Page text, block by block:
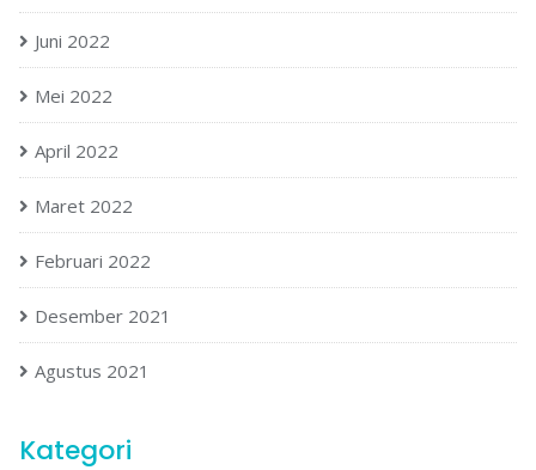
Juni 2022
Mei 2022
April 2022
Maret 2022
Februari 2022
Desember 2021
Agustus 2021
Kategori